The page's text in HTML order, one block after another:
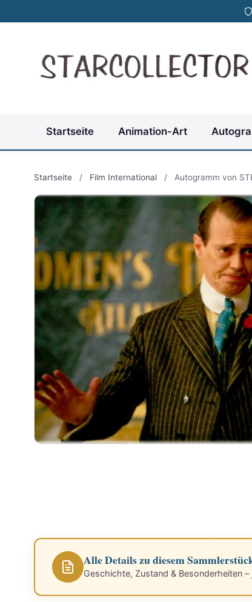
Startseite Animation-Art
Startseite / Film International / Autogramm von
Alle Details zu diesem
Geschichte, Zustand & Besonderheiten